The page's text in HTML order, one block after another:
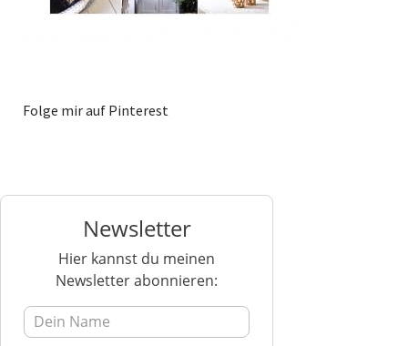
Folge mir auf Pinterest
Newsletter
Hier kannst du meinen
Newsletter abonnieren: